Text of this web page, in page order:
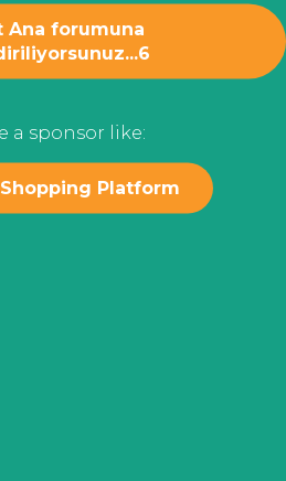
Ana forumuna
6
a sponsor like:
Platform